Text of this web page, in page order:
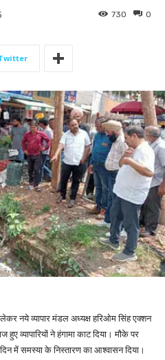
0
730
नये व्यापार मंडल अध्यक्ष हरिओम सिंह एक्शन
व्यापारियों ने हंगामा काट दिया। मौके पर
में समस्या के निस्तारण का आश्वासन दिया।